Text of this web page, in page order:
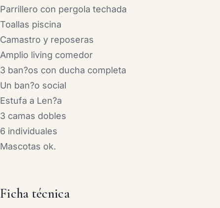
Parrillero con pergola techada
Toallas piscina
Camastro y reposeras
Amplio living comedor
3 ban?os con ducha completa
Un ban?o social
Estufa a Len?a
3 camas dobles
6 individuales
Mascotas ok.
Ficha técnica